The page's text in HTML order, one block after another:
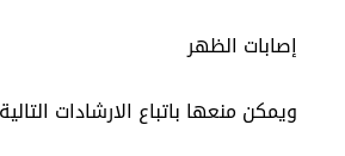
إصابات الظهر
ويمكن منعها باتباع الارشادات